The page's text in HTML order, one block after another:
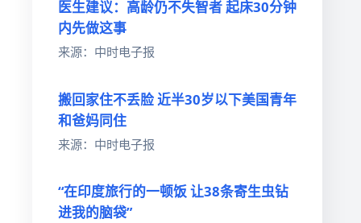
医生建议：高龄仍不失智者 起床30分钟
内先做这事
来源：中时电子报
搬回家住不丢脸 近半30岁以下美国青年
和爸妈同住
来源：中时电子报
“在印度旅行的一顿饭 让38条寄生虫钻
进我的脑袋”